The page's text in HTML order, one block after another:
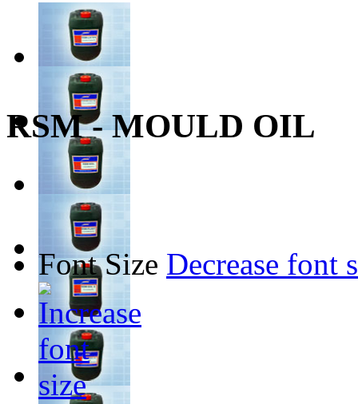
RSM - MOULD OIL
Font Size Decrease font